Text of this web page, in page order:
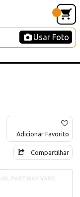
Usar Foto
Adicionar Favorito
Compartilhar